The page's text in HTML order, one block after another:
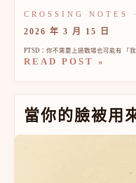
2026 年 3 月 15 日
PTSD：你不需要上過戰場也可能有 「我
READ POST »
當你的臉被用
當你的臉被用來傷害